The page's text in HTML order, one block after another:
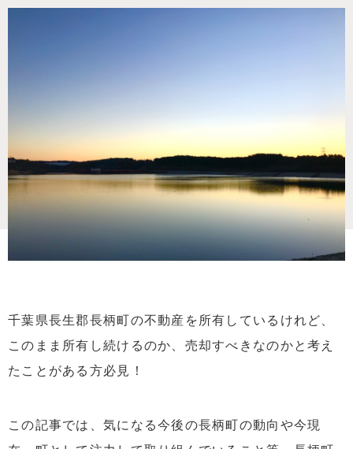
千葉県長生郡長柄町の不動産を所有しているけれど、
このまま所有し続けるのか、売却すべきなのかと考え
たことがある方必見！
この記事では、気になる今後の長柄町の動向や今現